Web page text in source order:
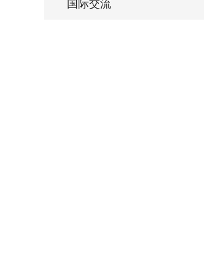
国际交流